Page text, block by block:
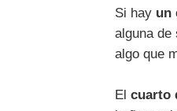
Si hay un
alguna
algo que
Elcuarto